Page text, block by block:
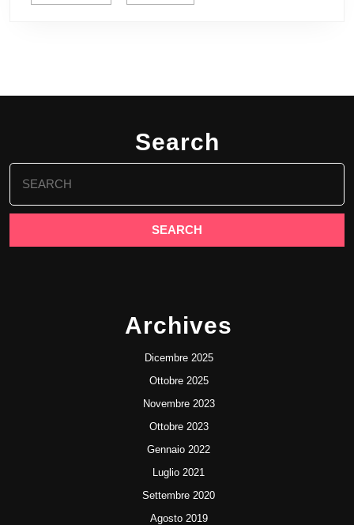
Search
Search
for:
Archives
Dicembre 2025
Ottobre 2025
Novembre 2023
Ottobre 2023
Gennaio 2022
Luglio 2021
Settembre 2020
Agosto 2019